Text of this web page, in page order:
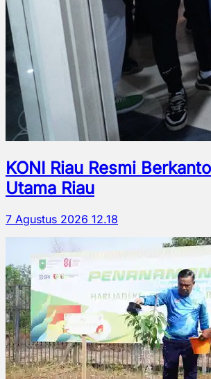
KONI Riau Resmi
Utama Riau
7 Agustus 2026 12.18